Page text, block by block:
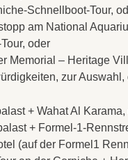
Schnellboot-Tour,
am National
oder
Memorial – Heritage
zur
+ Wahat Al Karama,
+ Formel-1-
(auf der Formel1